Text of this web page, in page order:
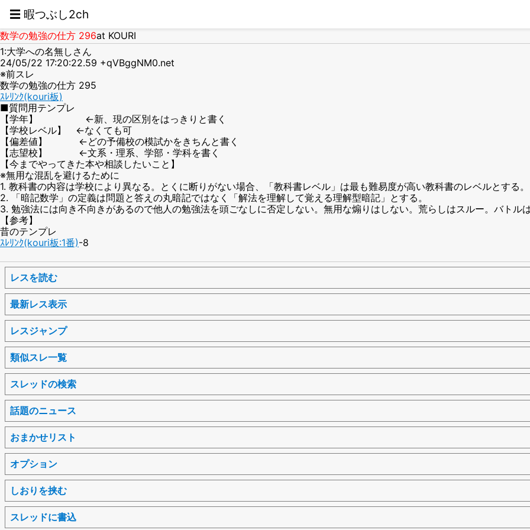
☰ 暇つぶし2ch
数学の勉強の仕方 296at KOURI
1:大学への名無しさん
24/05/22 17:20:22.59 +qVBggNM0.net
※前スレ
数学の勉強の仕方 295
ｽﾚﾘﾝｸ(kouri板)
■質問用テンプレ
【学年】 ←新、現の区別をはっきりと書く
【学校レベル】 ←なくても可
【偏差値】 ←どの予備校の模試かをきちんと書く
【志望校】 ←文系・理系、学部・学科を書く
【今までやってきた本や相談したいこと】
※無用な混乱を避けるために
1. 教科書の内容は学校により異なる。とくに断りがない場合、「教科書レベル」は最も難易度が高い教科書のレベルとする。
2. 「暗記数学」の定義は問題と答えの丸暗記ではなく「解法を理解して覚える理解型暗記」とする。
3. 勉強法には向き不向きがあるので他人の勉強法を頭ごなしに否定しない。無用な煽りはしない。荒らしはスルー。バトルは
【参考】
昔のテンプレ
ｽﾚﾘﾝｸ(kouri板:1番)-8
レスを読む
最新レス表示
レスジャンプ
類似スレ一覧
スレッドの検索
話題のニュース
おまかせリスト
オプション
しおりを挟む
スレッドに書込